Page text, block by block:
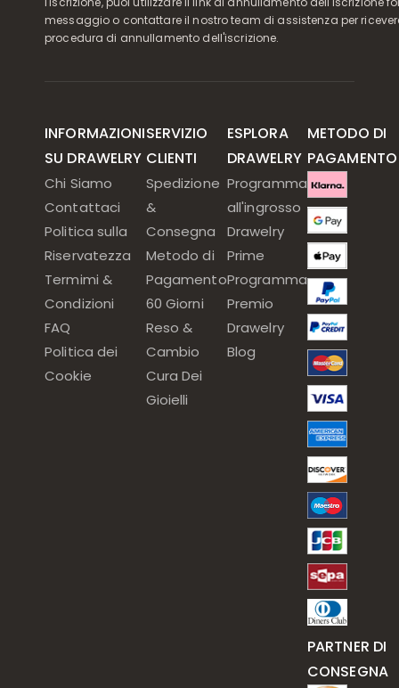
messaggio o contattare il nostro team di assistenza per
procedura di annullamento dell'iscrizione.
INFORMAZIONI
SU DRAWELRY
Chi Siamo
Contattaci
Politica sulla
Riservatezza
Termimi &
Condizioni
FAQ
Politica dei
Cookie
SERVIZIO
CLIENTI
Spedizione
&
Consegna
Metodo di
Pagamento
60 Giorni
Reso &
Cambio
Cura Dei
Gioielli
ESPLORA
DRAWELRY
Programma
all'ingrosso
Drawelry
Prime
Programma
Premio
Drawelry
Blog
METODO DI
PAGAMENTO
PARTNER DI
CONSEGNA